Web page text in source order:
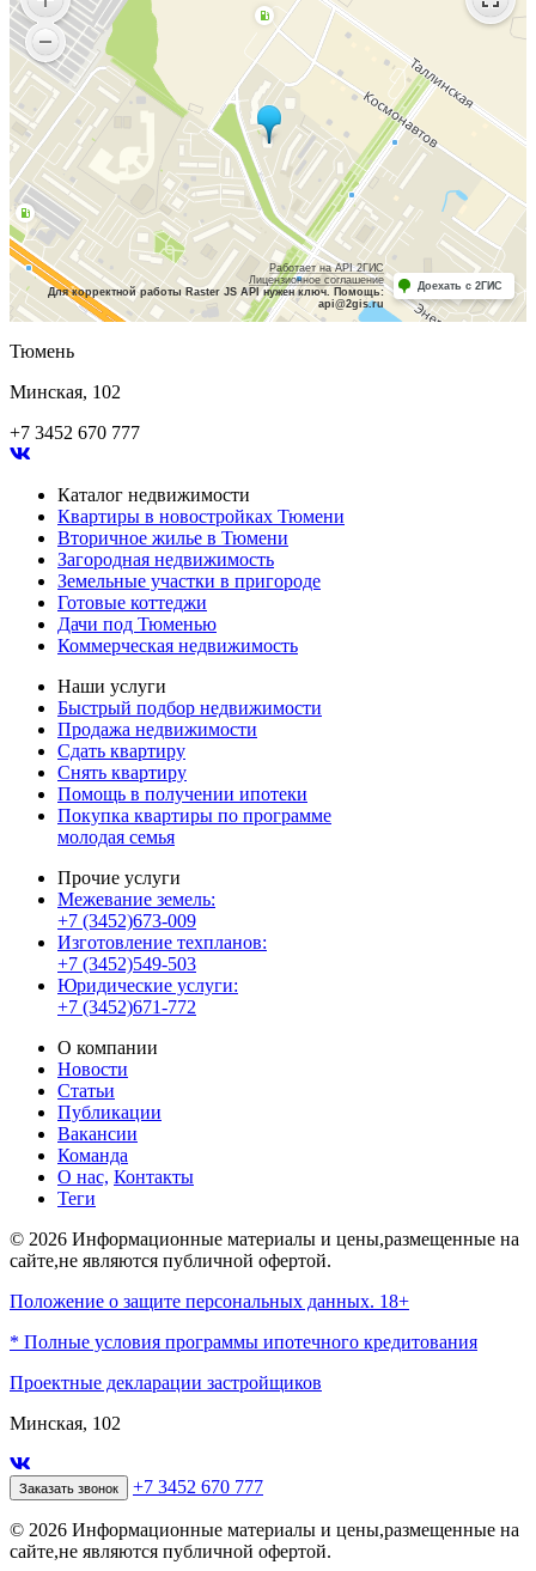
Работает на API 2ГИС
Лицензионное соглашение
Для корректной работы Raster JS API нужен ключ. Помощь:
api@2gis.ru
Доехать с 2ГИС
Тюмень
Минская, 102
+7 3452 670 777
Каталог недвижимости
Квартиры в новостройках Тюмени
Вторичное жилье в Тюмени
Загородная недвижимость
Земельные участки в пригороде
Готовые коттеджи
Дачи под Тюменью
Коммерческая недвижимость
Наши услуги
Быстрый подбор недвижимости
Продажа недвижимости
Сдать квартиру
Снять квартиру
Помощь в получении ипотеки
Покупка квартиры по программе
молодая семья
Прочие услуги
Межевание земель:
+7 (3452)673-009
Изготовление техпланов:
+7 (3452)549-503
Юридические услуги:
+7 (3452)671-772
О компании
Новости
Статьи
Публикации
Вакансии
Команда
О нас, Контакты
Теги
© 2026 Информационные материалы и цены,размещенные на
сайте,не являются публичной офертой.
Положение о защите персональных данных. 18+
* Полные условия программы ипотечного кредитования
Проектные декларации застройщиков
Минская, 102
Заказать звонок +7 3452 670 777
© 2026 Информационные материалы и цены,размещенные на
сайте,не являются публичной офертой.